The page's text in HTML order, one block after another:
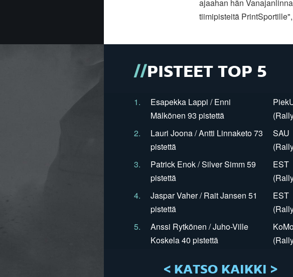
ajaahan hän
tiimipisteitä
PISTEET TOP 5
1.
Esapekka Lappi / Enni
Mälkönen 93 pistettä
2.
Lauri Joona / Antti Linnaketo 73
pistettä
SAU
3.
Patrick Enok / Silver Simm 59
pistettä
EST
4.
Jaspar Vaher / Rait Jansen 51
pistettä
EST
5.
Anssi Rytkönen / Juho-Ville
Koskela 40 pistettä
< KATSO KAIKKI >